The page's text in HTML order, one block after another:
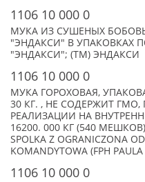
1106 10 000 0
МУКА ИЗ СУШЕНЫХ
"ЭНДАКСИ" В УПАКОВКАХ
"ЭНДАКСИ"; (TM) ЭНДАКСИ
1106 10 000 0
МУКА ГОРОХОВАЯ,
30 КГ. , НЕ СОДЕРЖИТ
РЕАЛИЗАЦИИ НА
16200. 000 КГ (540
SPOLKA Z OGRANICZONA
KOMANDYTOWA (FPH
1106 10 000 0